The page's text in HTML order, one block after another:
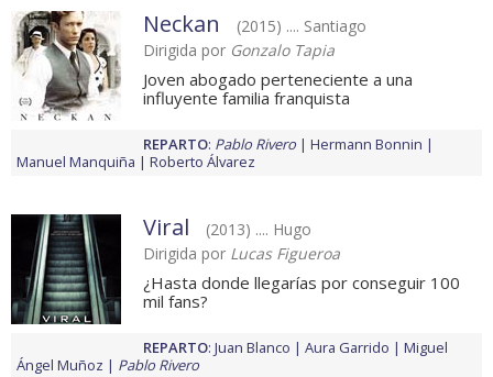
Neckan
(2015) .... Santiago
Dirigida por Gonzalo Tapia
Joven abogado perteneciente a una
influyente familia franquista
REPARTO: Pablo Rivero
Hermann Bonnin
Manuel Manquiña
Roberto Álvarez
Viral
(2013) .... Hugo
Dirigida por Lucas Figueroa
¿Hasta donde llegarías por conseguir 100
mil fans?
REPARTO: Juan Blanco Aura Garrido
Miguel
Ángel Muñoz
Pablo Rivero